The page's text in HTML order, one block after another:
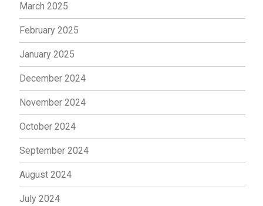
March 2025
February 2025
January 2025
December 2024
November 2024
October 2024
September 2024
August 2024
July 2024